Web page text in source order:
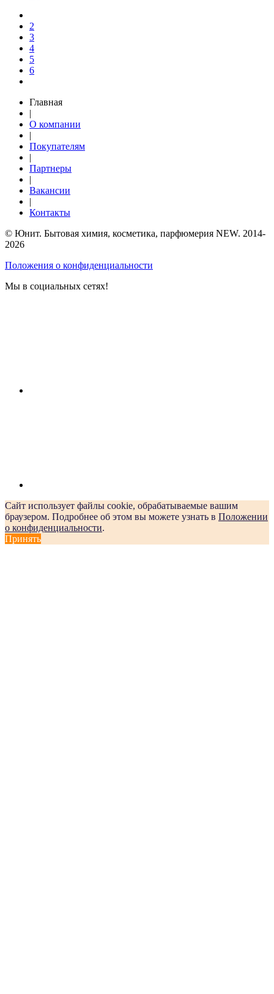
2
3
4
5
6
Главная
|
О компании
|
Покупателям
|
Партнеры
|
Вакансии
|
Контакты
© Юнит. Бытовая химия, косметика, парфюмерия NEW. 2014-
2026
Положения о конфиденциальности
Мы в социальных сетях!
Сайт использует файлы cookie, обрабатываемые вашим
браузером. Подробнее об этом вы можете узнать в Положении
о конфиденциальности.
Принять